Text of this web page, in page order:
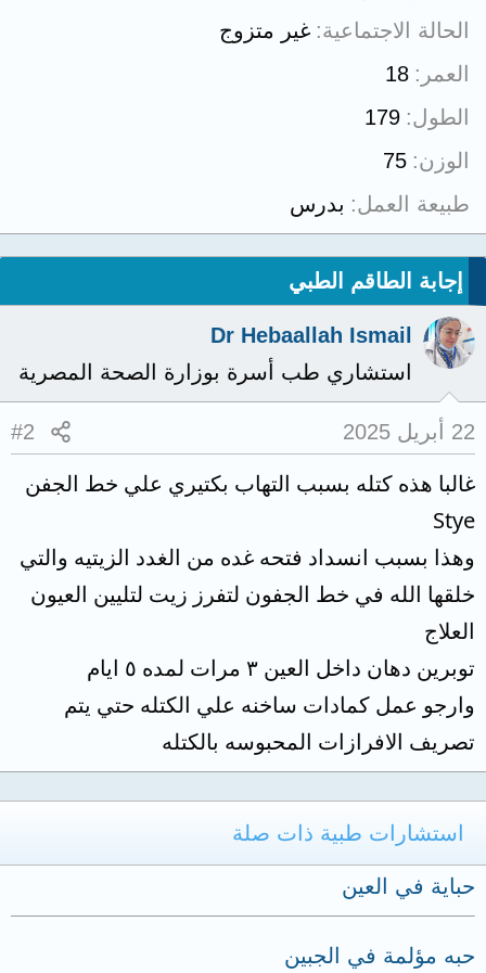
الحالة الاجتماعية غير متزوج
العمر
18
الطول 179
الوزن 75
طبيعة العمل
بدرس
إجابة الطاقم الطبي
Dr Hebaallah Ismail
استشاري طب أسرة بوزارة الصحة المصرية
22 أبريل 2025 #2
غالبا هذه كتله بسبب التهاب بكتيري علي خط الجفن
Stye
وهذا بسبب انسداد فتحه غده من الغدد الزيتيه والتي
خلقها الله في خط الجفون لتفرز زيت لتليين العيون
العلاج
توبرين دهان داخل العين ٣ مرات لمده ٥ ايام
وارجو عمل كمادات ساخنه علي الكتله حتي يتم
تصريف الافرازات المحبوسه بالكتله
استشارات طبية ذات صلة
حباية في العين
حبه مؤلمة في الجبين